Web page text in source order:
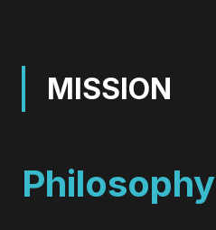
MISSION
Philosophy